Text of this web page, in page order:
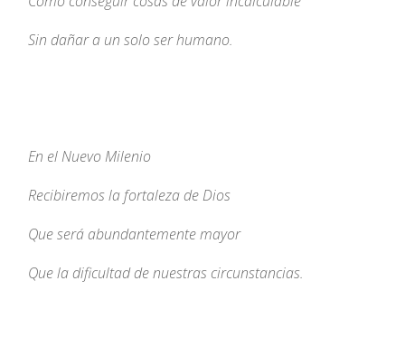
Sin dañar a un solo ser humano.
En el Nuevo Milenio
Recibiremos la fortaleza de Dios
Que será abundantemente mayor
Que la dificultad de nuestras circunstancias.